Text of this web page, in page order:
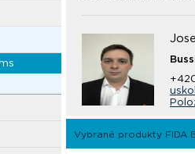
Vybrané produkty FIDA